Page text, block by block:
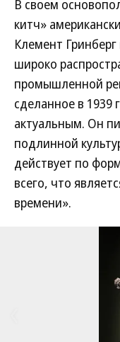
В своем
китч»
Клемент
широко
промышленной
сделанное в 1939
актуальным. Он
подлинной
действует по
всего, что
времени».